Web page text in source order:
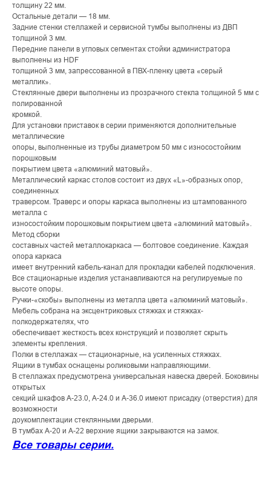
толщину 22 мм.
Остальные детали — 18 мм.
Задние стенки стеллажей и сервисной тумбы выполнены из ДВП
толщиной 3 мм.
Передние панели в угловых сегментах стойки администратора
выполнены из HDF
толщиной 3 мм, запрессованной в ПВХ-пленку цвета «серый
металлик».
Стеклянные двери выполнены из прозрачного стекла толщиной 5 мм с
полированной
кромкой.
Для установки приставок в серии применяются дополнительные
металлические
опоры, выполненные из трубы диаметром 50 мм с износостойким
порошковым
покрытием цвета «алюминий матовый».
Металлический каркас столов состоит из двух «L»-образных опор,
соединенных
траверсом. Траверс и опоры каркаса выполнены из штампованного
металла с
износостойким порошковым покрытием цвета «алюминий матовый».
Метод сборки
составных частей металлокаркаса — болтовое соединение. Каждая
опора каркаса
имеет внутренний кабель-канал для прокладки кабелей подключения.
Все стационарные изделия устанавливаются на регулируемые по
высоте опоры.
Ручки-«скобы» выполнены из металла цвета «алюминий матовый».
Мебель собрана на эксцентриковых стяжках и стяжках-
полкодержателях, что
обеспечивает жесткость всех конструкций и позволяет скрыть
элементы крепления.
Полки в стеллажах — стационарные, на усиленных стяжках.
Ящики в тумбах оснащены роликовыми направляющими.
В стеллажах предусмотрена универсальная навеска дверей. Боковины
открытых
секций шкафов А-23.0, А-24.0 и А-36.0 имеют присадку (отверстия) для
возможности
доукомплектации стеклянными дверьми.
В тумбах А-20 и А-22 верхние ящики закрываются на замок.
Все товары серии.